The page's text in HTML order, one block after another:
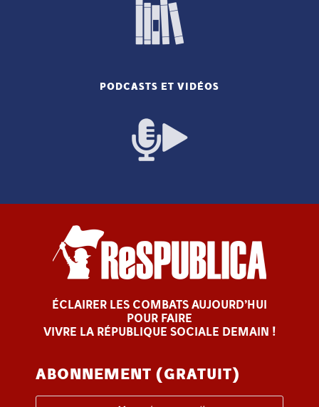
PODCASTS ET VIDÉOS
ÉCLAIRER LES COMBATS AUJOURD’HUI
POUR FAIRE
VIVRE LA RÉPUBLIQUE SOCIALE DEMAIN !
ABONNEMENT (GRATUIT)